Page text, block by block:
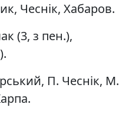
Чеснік, Хабаров.
(3, з пен.),
П. Чеснік, М.